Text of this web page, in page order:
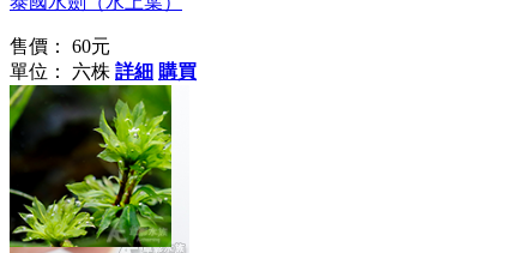
售價：
60元
單位： 六株 詳細 購買
人生七十古來稀